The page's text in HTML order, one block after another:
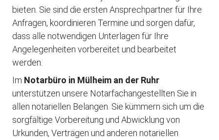
bieten. Sie sind die ersten Ansprechpartner für Ihre
Anfragen, koordinieren Termine und sorgen dafür,
dass alle notwendigen Unterlagen für Ihre
Angelegenheiten vorbereitet und bearbeitet
werden.
Im Notarbüro in Mülheim an der Ruhr
unterstützen unsere Notarfachangestellten Sie in
allen notariellen Belangen. Sie kümmern sich um die
sorgfältige Vorbereitung und Abwicklung von
Urkunden, Verträgen und anderen notariellen